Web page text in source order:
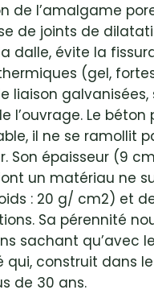
de l’amalgame
de joints de
dalle, évite la
(gel,
liaison galvanisées,
l’ouvrage. Le béton
il ne se ramollit
Son épaisseur (9
un matériau ne
: 20 g/ cm2) et
Sa pérennité
sachant qu’avec
qui, construit dans
de 30 ans.